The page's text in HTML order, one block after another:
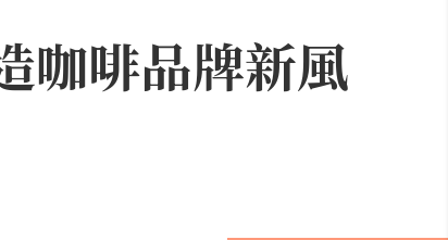
咖啡品牌新風